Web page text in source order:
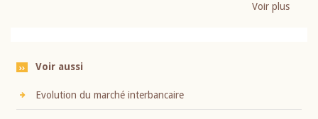
Voir plus
Voir aussi
Evolution du marché interbancaire